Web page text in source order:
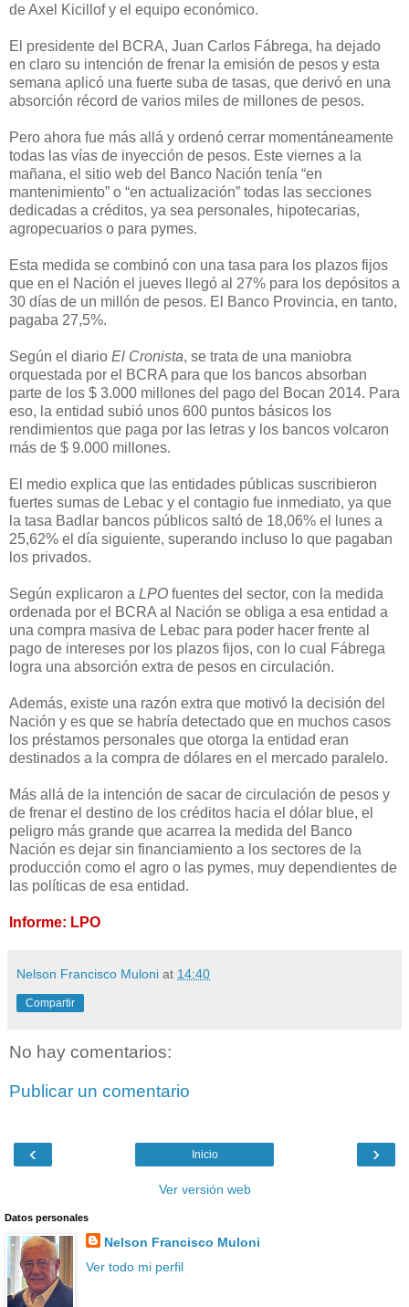
de Axel Kicillof y el equipo económico.
El presidente del BCRA, Juan Carlos Fábrega, ha dejado
en claro su intención de frenar la emisión de pesos y esta
semana aplicó una fuerte suba de tasas, que derivó en una
absorción récord de varios miles de millones de pesos.
Pero ahora fue más allá y ordenó cerrar momentáneamente
todas las vías de inyección de pesos. Este viernes a la
mañana, el sitio web del Banco Nación tenía “en
mantenimiento” o “en actualización” todas las secciones
dedicadas a créditos, ya sea personales, hipotecarias,
agropecuarios o para pymes.
Esta medida se combinó con una tasa para los plazos fijos
que en el Nación el jueves llegó al 27% para los depósitos a
30 días de un millón de pesos. El Banco Provincia, en tanto,
pagaba 27,5%.
Según el diario El Cronista, se trata de una maniobra
orquestada por el BCRA para que los bancos absorban
parte de los $ 3.000 millones del pago del Bocan 2014. Para
eso, la entidad subió unos 600 puntos básicos los
rendimientos que paga por las letras y los bancos volcaron
más de $ 9.000 millones.
El medio explica que las entidades públicas suscribieron
fuertes sumas de Lebac y el contagio fue inmediato, ya que
la tasa Badlar bancos públicos saltó de 18,06% el lunes a
25,62% el día siguiente, superando incluso lo que pagaban
los privados.
Según explicaron a LPO fuentes del sector, con la medida
ordenada por el BCRA al Nación se obliga a esa entidad a
una compra masiva de Lebac para poder hacer frente al
pago de intereses por los plazos fijos, con lo cual Fábrega
logra una absorción extra de pesos en circulación.
Además, existe una razón extra que motivó la decisión del
Nación y es que se habría detectado que en muchos casos
los préstamos personales que otorga la entidad eran
destinados a la compra de dólares en el mercado paralelo.
Más allá de la intención de sacar de circulación de pesos y
de frenar el destino de los créditos hacia el dólar blue, el
peligro más grande que acarrea la medida del Banco
Nación es dejar sin financiamiento a los sectores de la
producción como el agro o las pymes, muy dependientes de
las políticas de esa entidad.
Informe: LPO
Nelson Francisco Muloni at 14:40
Compartir
No hay comentarios:
Publicar un comentario
‹ ›
Inicio
Ver versión web
Datos personales
Nelson Francisco Muloni
Ver todo mi perfil